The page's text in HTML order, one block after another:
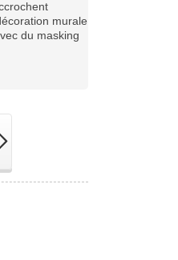
murale
du masking